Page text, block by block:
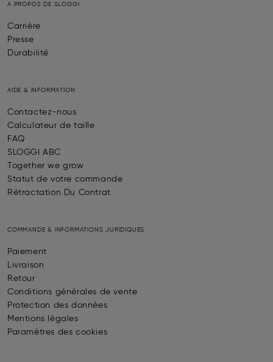
A PROPOS DE SLOGGI
Carrière
Presse
Durabilité
AIDE & INFORMATION
Contactez-nous
Calculateur de taille
FAQ
SLOGGI ABC
Together we grow
Statut de votre commande
Rétractation Du Contrat
COMMANDE & INFORMATIONS JURIDIQUES
Paiement
Livraison
Retour
Conditions générales de vente
Protection des données
Mentions légales
Paramètres des cookies